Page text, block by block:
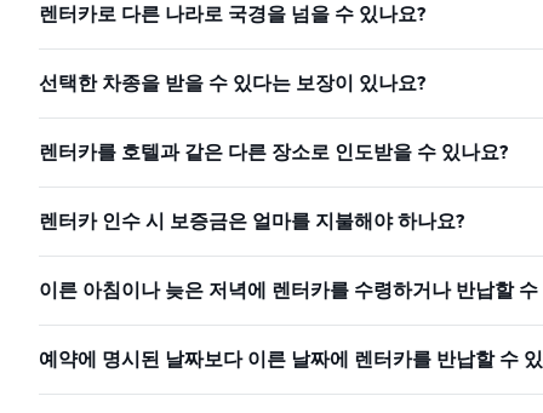
렌터카로 다른 나라로 국경을 넘을 수 있나요?
선택한 차종을 받을 수 있다는 보장이 있나요?
렌터카를 호텔과 같은 다른 장소로 인도받을 수 있나요?
렌터카 인수 시 보증금은 얼마를 지불해야 하나요?
이른 아침이나 늦은 저녁에 렌터카를 수령하거나 반납할 수
예약에 명시된 날짜보다 이른 날짜에 렌터카를 반납할 수